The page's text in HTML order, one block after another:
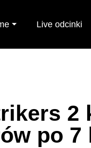
⏷ Live odcinki
2
po 7